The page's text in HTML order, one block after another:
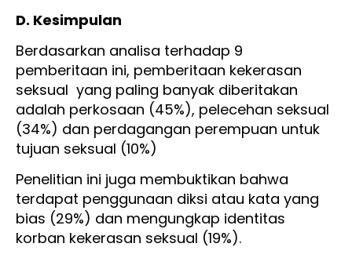
D. Kesimpulan
Berdasarkan analisa terhadap 9
pemberitaan ini, pemberitaan kekerasan
seksual yang paling banyak diberitakan
adalah perkosaan (45%), pelecehan seksual
(34%) dan perdagangan perempuan untuk
tujuan seksual (10%)
Penelitian ini juga membuktikan bahwa
terdapat penggunaan diksi atau kata yang
bias (29%) dan mengungkap identitas
korban kekerasan seksual (19%).